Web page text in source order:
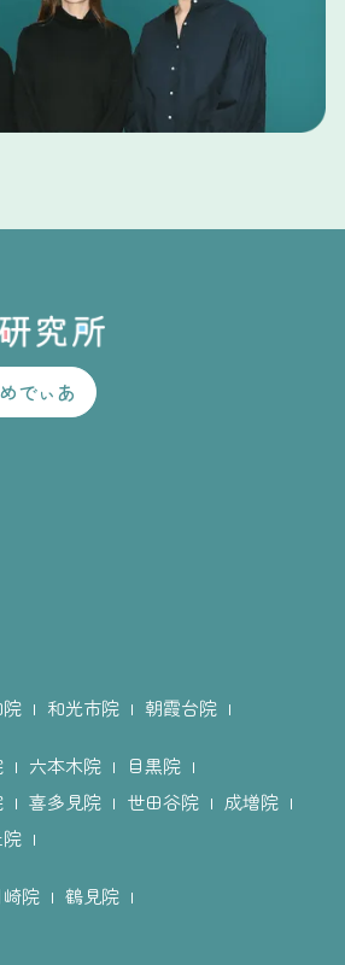
す。階段の昇り降りが難しい方は、ス
ますので事前にお知らせください。
要な方
と一緒に安心してご来院いただけます。
Not good at Japanese）
でぃあ
和光市院 朝霞台院
六本木院
目黒院
喜多見院 世田谷院
成増院
崎院 鶴見院